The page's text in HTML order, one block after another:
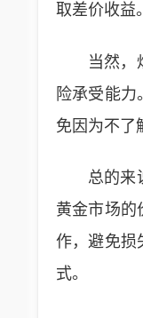
取差价收益。
当然，
险承受能
免因为不了
总的来
黄金市场的
作，避免损
式。